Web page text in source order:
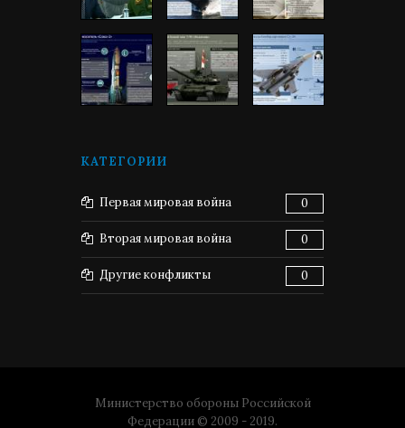
КАТЕГОРИИ
Первая мировая война 0
Вторая мировая война 0
Другие конфликты 0
Министерство обороны Российской
Федерации © 2009 - 2019.